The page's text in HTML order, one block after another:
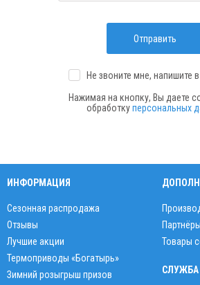
Отправить
Не звоните мне, напишите
Нажимая на кнопку, Вы даете
обработкуперсональных
ИНФОРМАЦИЯ
Сезонная распродажа
Отзывы
Лучшие акции
Термоприводы «Богатырь»
Зимний розыгрыш призов
Партнёры
Товары